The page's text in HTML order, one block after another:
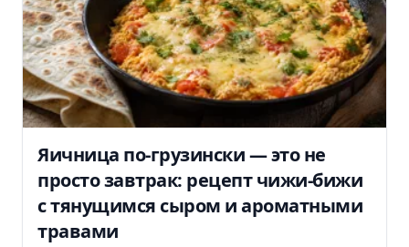
Яичница по-грузински — это не
просто завтрак: рецепт чижи-бижи
с тянущимся сыром и ароматными
травами